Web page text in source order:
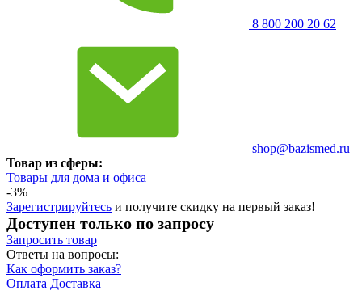
8 800 200 20 62
shop@bazismed.ru
Товар из сферы:
Товары для дома и офиса
-3%
Зарегистрируйтесь и получите скидку на первый заказ!
Доступен только по запросу
Запросить товар
Ответы на вопросы:
Как оформить заказ?
Оплата Доставка